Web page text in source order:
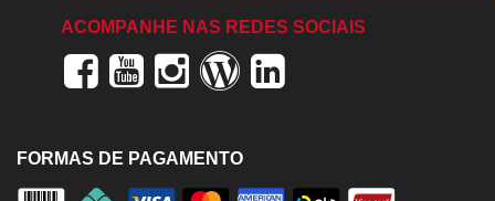
ACOMPANHE NAS REDES SOCIAIS
FORMAS DE PAGAMENTO